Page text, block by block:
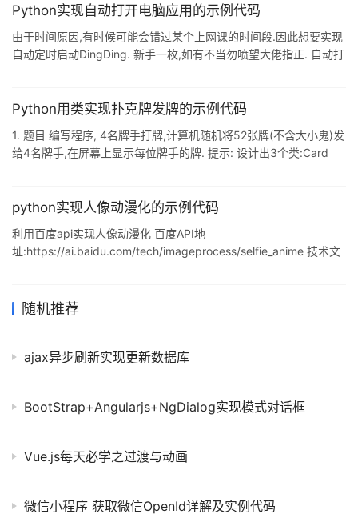
www.wmxz.wang/video.php?url=[vip电影的链接] 2.利用Fiddler
PyQt5进行包装,实现多样化的功能.(可选) 页面分析 我使用Fiddler
抓
Python实现自动打开电脑应用的示例代码
由于时间原因,有时候可能会错过某个上网课的时间段.因此想要实现
自动定时启动DingDing. 新手一枚,如有不当勿喷望大佬指正. 自动打
输入软件在电脑中的安装路径打开软件. 1.第一种方法: ​在python中,
pyautogui.position()获取当前鼠标放置位置的坐标.我们
Python用类实现扑克牌发牌的示例代码
1. 题目 编写程序, 4名牌手打牌,计算机随机将52张牌(不含大小鬼)发
给4名牌手,在屏幕上显示每位牌手的牌. 提示: 设计出3个类:Card
块,"红"为红心,"黑"为黑桃. Hand类代表一手牌,可以认为是一位牌手
python实现人像动漫化的示例代码
利用百度api实现人像动漫化 百度API地
址:https://ai.baidu.com/tech/imageprocess/selfie_anime 技术文
requests import base64 # client_id 为官网获取的AK,
随机推荐
ajax异步刷新实现更新数据库
BootStrap+Angularjs+NgDialog实现模式对话框
Vue.js每天必学之过渡与动画
微信小程序 获取微信OpenId详解及实例代码